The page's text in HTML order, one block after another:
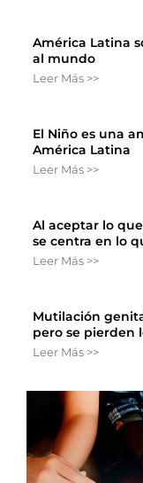
América Latina
al mundo
Leer Más >>
El Niño es una
América Latina
Leer Más >>
Al aceptar lo
se centra en lo
Leer Más >>
Mutilación
pero se pierden
Leer Más >>